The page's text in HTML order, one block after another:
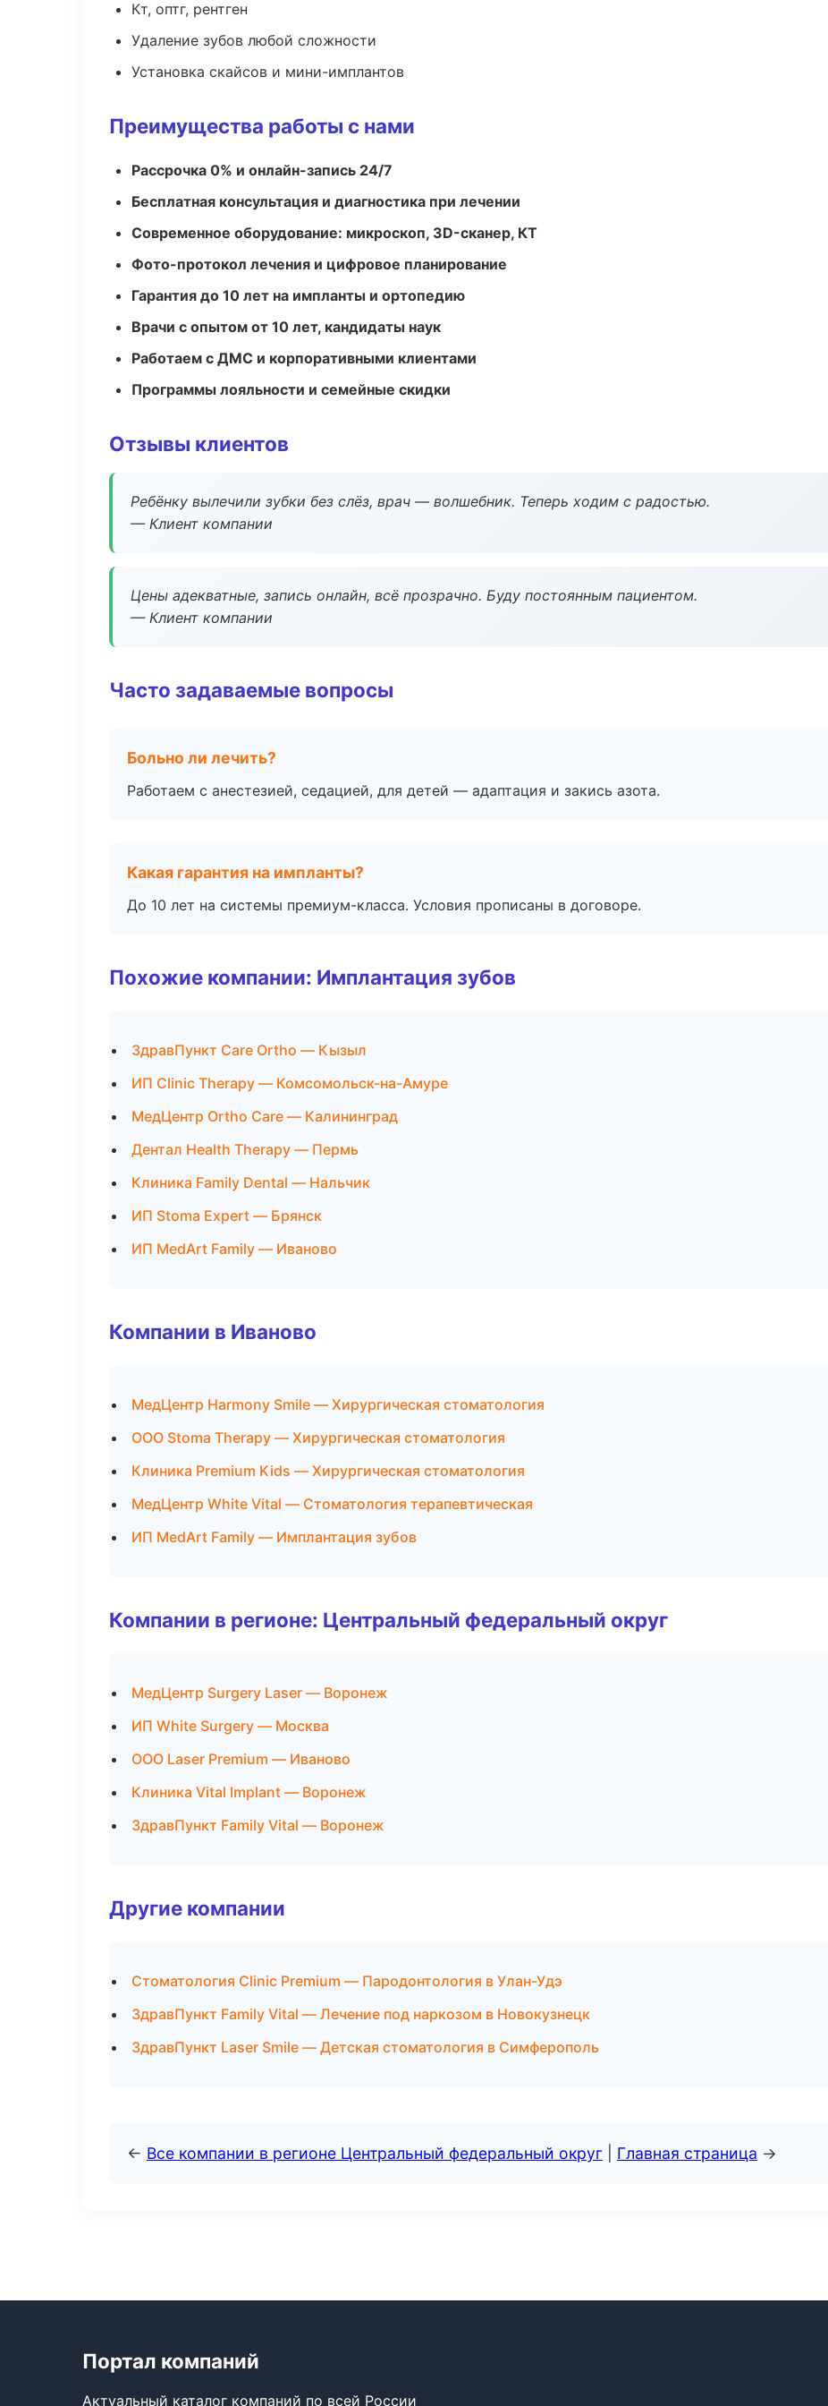
Кт, оптг, рентген
Удаление зубов любой сложности
Установка скайсов и мини-имплантов
Преимущества работы с нами
Рассрочка 0% и онлайн-запись 24/7
Бесплатная консультация и диагностика при лечении
Современное оборудование: микроскоп, 3D-сканер, КТ
Фото-протокол лечения и цифровое планирование
Гарантия до 10 лет на импланты и ортопедию
Врачи с опытом от 10 лет, кандидаты наук
Работаем с ДМС и корпоративными клиентами
Программы лояльности и семейные скидки
Отзывы клиентов
Ребёнку вылечили зубки без слёз, врач — волшебник. Теперь ходим с радостью.
— Клиент компании
Цены адекватные, запись онлайн, всё прозрачно. Буду постоянным пациентом.
— Клиент компании
Часто задаваемые вопросы
Больно ли лечить?
Работаем с анестезией, седацией, для детей — адаптация и закись азота.
Какая гарантия на импланты?
До 10 лет на системы премиум-класса. Условия прописаны в договоре.
Похожие компании: Имплантация зубов
ЗдравПункт Care Ortho — Кызыл
ИП Clinic Therapy — Комсомольск-на-Амуре
МедЦентр Ortho Care — Калининград
Дентал Health Therapy — Пермь
Клиника Family Dental — Нальчик
ИП Stoma Expert — Брянск
ИП MedArt Family — Иваново
Компании в Иваново
МедЦентр Harmony Smile — Хирургическая стоматология
ООО Stoma Therapy — Хирургическая стоматология
Клиника Premium Kids — Хирургическая стоматология
МедЦентр White Vital — Стоматология терапевтическая
ИП MedArt Family — Имплантация зубов
Компании в регионе: Центральный федеральный округ
МедЦентр Surgery Laser — Воронеж
ИП White Surgery — Москва
ООО Laser Premium — Иваново
Клиника Vital Implant — Воронеж
ЗдравПункт Family Vital — Воронеж
Другие компании
Стоматология Clinic Premium — Пародонтология в Улан-Удэ
ЗдравПункт Family Vital — Лечение под наркозом в Новокузнецк
ЗдравПункт Laser Smile — Детская стоматология в Симферополь
← Все компании в регионе Центральный федеральный округ Главная страница →
Портал компаний
Актуальный каталог компаний по всей России